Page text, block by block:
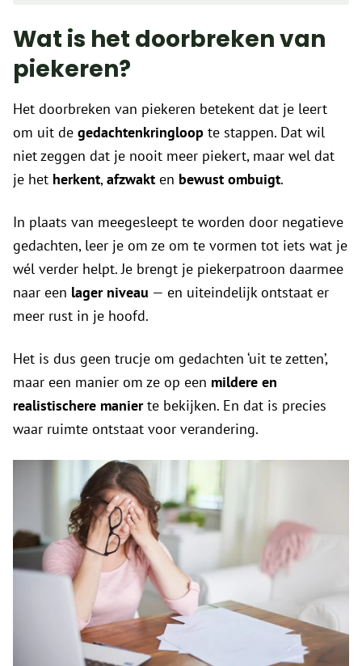
om…
Wat is het doorbreken van
piekeren?
Het doorbreken van piekeren betekent dat je leert
om uit de gedachtenkringloop te stappen. Dat wil
niet zeggen dat je nooit meer piekert, maar wel dat
je het herkent,afzwakt en bewust ombuigt.
In plaats van meegesleept te worden door negatieve
gedachten, leer je om ze om te vormen tot iets wat je
wél verder helpt. Je brengt je piekerpatroon daarmee
naar een lager niveau — en uiteindelijk ontstaat er
meer rust in je hoofd.
Het is dus geen trucje om gedachten ‘uit te zetten’,
maar een manier om ze op een mildere en
realistischere manierte bekijken. En dat is precies
waar ruimte ontstaat voor verandering.